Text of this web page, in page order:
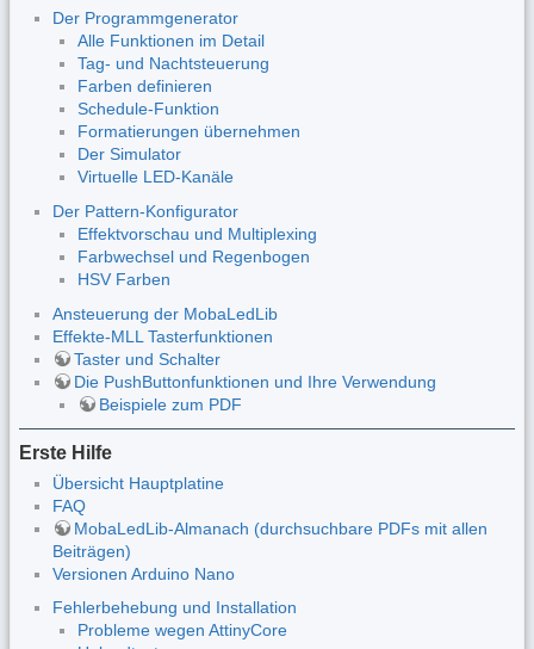
Der Programmgenerator
Alle Funktionen im Detail
Tag- und Nachtsteuerung
Farben definieren
Schedule-Funktion
Formatierungen übernehmen
Der Simulator
Virtuelle LED-Kanäle
Der Pattern-Konfigurator
Effektvorschau und Multiplexing
Farbwechsel und Regenbogen
HSV Farben
Ansteuerung der MobaLedLib
Effekte-MLL Tasterfunktionen
Taster und Schalter
Die PushButtonfunktionen und Ihre Verwendung
Beispiele zum PDF
Erste Hilfe
Übersicht Hauptplatine
FAQ
MobaLedLib-Almanach (durchsuchbare PDFs mit allen
Beiträgen)
Versionen Arduino Nano
Fehlerbehebung und Installation
Probleme wegen AttinyCore